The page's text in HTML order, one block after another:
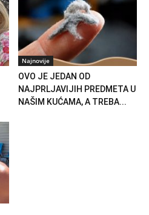
Najnovije
OVO JE JEDAN OD
NAJPRLJAVIJIH PREDMETA U
NAŠIM KUĆAMA, A TREBA...